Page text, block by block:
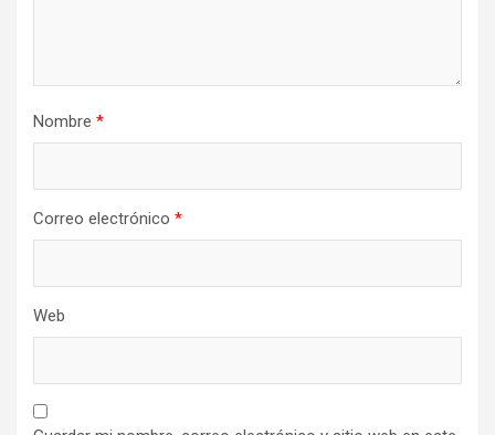
Nombre *
Correo electrónico *
Web